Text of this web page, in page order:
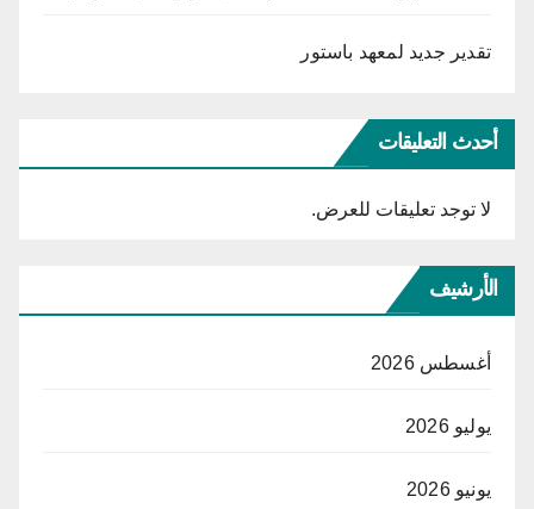
تقدير جديد لمعهد باستور
أحدث التعليقات
لا توجد تعليقات للعرض.
الأرشيف
أغسطس 2026
يوليو 2026
يونيو 2026